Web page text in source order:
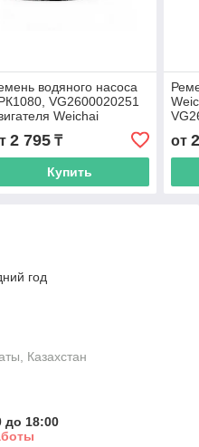
водяного насоса
VG2600020251
Weichai
2 795₸
Купить
от
год
Казахстан
до 18:00